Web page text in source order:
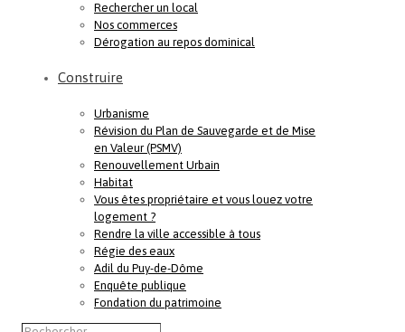
Rechercher un local
Nos commerces
Dérogation au repos dominical
Construire
Urbanisme
Révision du Plan de Sauvegarde et de Mise
en Valeur (PSMV)
Renouvellement Urbain
Habitat
Vous êtes propriétaire et vous louez votre
logement ?
Rendre la ville accessible à tous
Régie des eaux
Adil du Puy-de-Dôme
Enquête publique
Fondation du patrimoine